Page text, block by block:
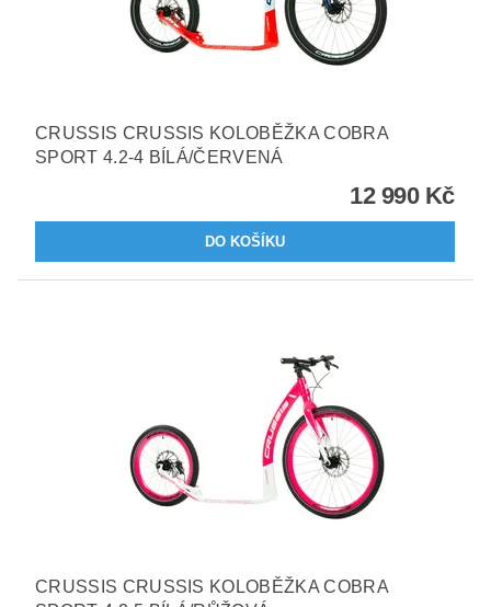
CRUSSIS CRUSSIS KOLOBĚŽKA COBRA
SPORT 4.2-4 BÍLÁ/ČERVENÁ
12 990 Kč
CRUSSIS CRUSSIS KOLOBĚŽKA COBRA